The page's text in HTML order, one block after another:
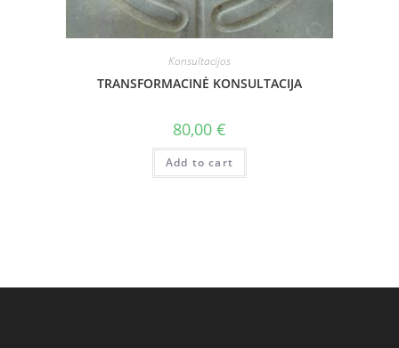
Konsultacijos
TRANSFORMACINĖ KONSULTACIJA
80,00 €
Add to cart